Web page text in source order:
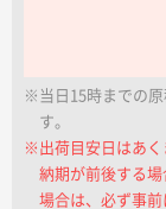
※当日15時までの原
す。
※出荷目安日はあく
納期が前後する
場合は、必ず事前